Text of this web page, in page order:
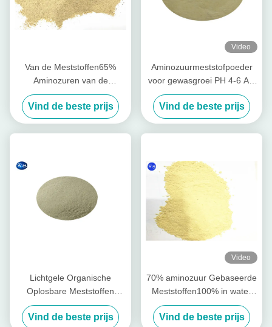
Van de Meststoffen65%
Aminozuren van de
plantaardige oorsprong
Hoge Stikstof Organische
het Poedervorm PH 6 - 8
Vind de beste prijs
Video
Aminozuurmeststofpoeder
voor gewasgroei PH 4-6 Als
alkalische bodemconditioner
Vind de beste prijs
Lichtgele Organische
Oplosbare Meststoffen
Plantaardige Oorsprong Al
Gewassen het Planten
Vind de beste prijs
Video
70% aminozuur Gebaseerde
Meststoffen100% in water
oplosbare Meststof
Vind de beste prijs